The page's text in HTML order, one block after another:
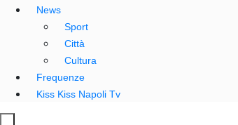
News
Sport
Città
Cultura
Frequenze
Kiss Kiss Napoli Tv